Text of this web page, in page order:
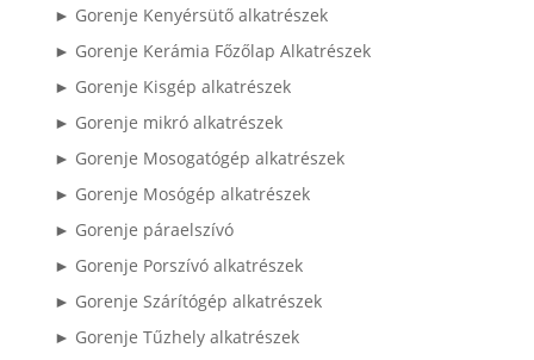
► Gorenje Kenyérsütő alkatrészek
► Gorenje Kerámia Főzőlap Alkatrészek
► Gorenje Kisgép alkatrészek
► Gorenje mikró alkatrészek
► Gorenje Mosogatógép alkatrészek
► Gorenje Mosógép alkatrészek
► Gorenje páraelszívó
► Gorenje Porszívó alkatrészek
► Gorenje Szárítógép alkatrészek
► Gorenje Tűzhely alkatrészek